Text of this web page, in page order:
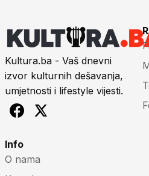
Kultura.ba - Vaš dnevni
izvor kulturnih dešavanja,
umjetnosti i lifestyle vijesti.
Info
O nama